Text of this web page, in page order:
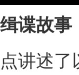
谍故事
述了